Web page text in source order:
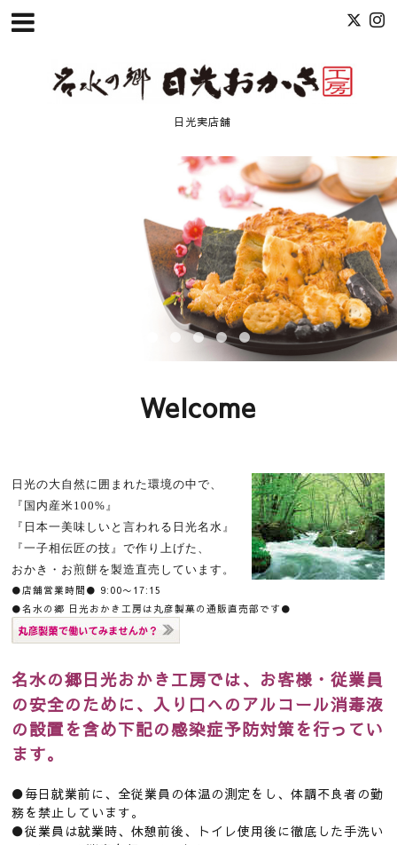
日光実店舗
Welcome
日光の大自然に囲まれた環境の中で、
『国内産米100%』
『日本一美味しいと言われる日光名水』
『一子相伝匠の技』で作り上げた、
おかき・お煎餅を製造直売しています。
●店舗営業時間● 9:00〜17:15
●名水の郷 日光おかき工房は丸彦製菓の通販直売部です ●
名水の郷日光おかき工房では、お客様・従業員
の安全のために、入り口へのアルコール消毒液
の設置を含め下記の感染症予防対策を行ってい
ます。
●毎日就業前に、全従業員の体温の測定をし、体調不良者の勤
務を禁止しています。
●従業員は就業時、休憩前後、トイレ使用後に徹底した手洗い